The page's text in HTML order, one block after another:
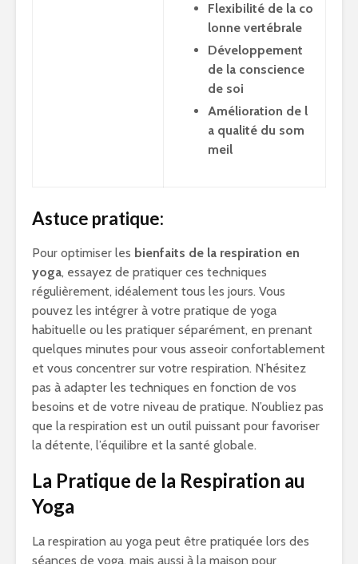
Flexibilité de la co
lonne vertébrale
Développement
de la conscience
de soi
Amélioration de l
a qualité du som
meil
Astuce pratique:
Pour optimiser les bienfaits de la respiration en
yoga, essayez de pratiquer ces techniques
régulièrement, idéalement tous les jours. Vous
pouvez les intégrer à votre pratique de yoga
habituelle ou les pratiquer séparément, en prenant
quelques minutes pour vous asseoir confortablement
et vous concentrer sur votre respiration. N’hésitez
pas à adapter les techniques en fonction de vos
besoins et de votre niveau de pratique. N’oubliez pas
que la respiration est un outil puissant pour favoriser
la détente, l’équilibre et la santé globale.
La Pratique de la Respiration au
Yoga
La respiration au yoga peut être pratiquée lors des
séances de yoga, mais aussi à la maison pour